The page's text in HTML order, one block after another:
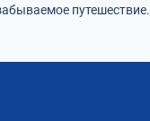
путешествие.